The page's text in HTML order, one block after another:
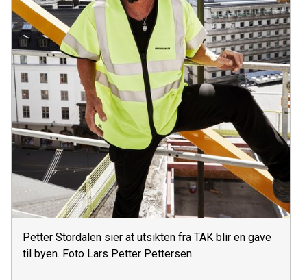
Petter Stordalen sier at utsikten fra TAK blir en gave
til byen. Foto Lars Petter Pettersen